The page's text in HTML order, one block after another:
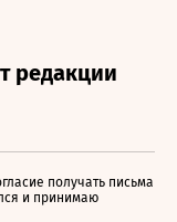
получать письма
и принимаю